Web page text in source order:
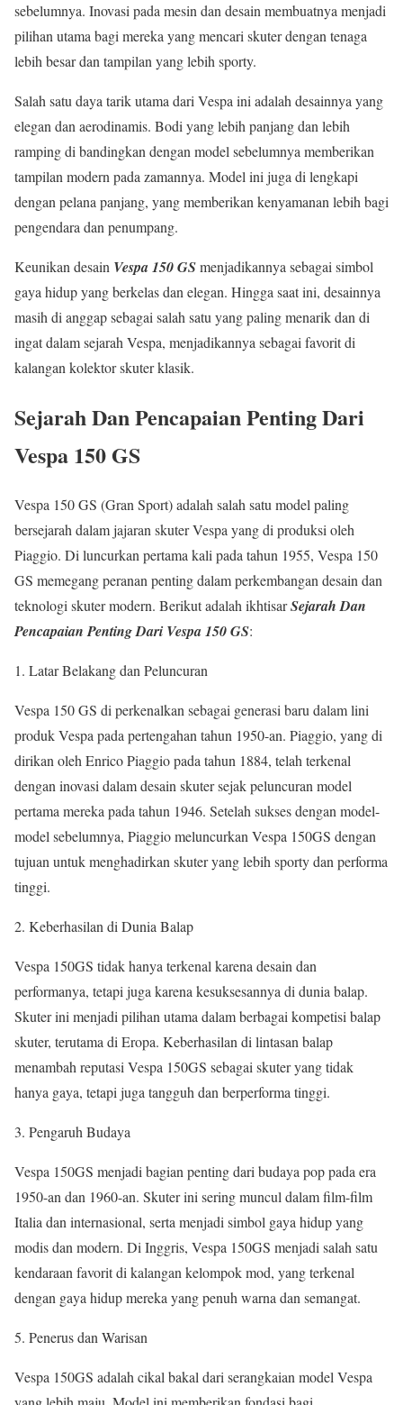
sebelumnya. Inovasi pada mesin dan desain membuatnya menjadi
pilihan utama bagi mereka yang mencari skuter dengan tenaga
lebih besar dan tampilan yang lebih sporty.
Salah satu daya tarik utama dari Vespa ini adalah desainnya yang
elegan dan aerodinamis. Bodi yang lebih panjang dan lebih
ramping di bandingkan dengan model sebelumnya memberikan
tampilan modern pada zamannya. Model ini juga di lengkapi
dengan pelana panjang, yang memberikan kenyamanan lebih bagi
pengendara dan penumpang.
Keunikan desain Vespa 150 GSmenjadikannya sebagai simbol
gaya hidup yang berkelas dan elegan. Hingga saat ini, desainnya
masih di anggap sebagai salah satu yang paling menarik dan di
ingat dalam sejarah Vespa, menjadikannya sebagai favorit di
kalangan kolektor skuter klasik.
Sejarah Dan Pencapaian Penting Dari
Vespa 150 GS
Vespa 150 GS (Gran Sport) adalah salah satu model paling
bersejarah dalam jajaran skuter Vespa yang di produksi oleh
Piaggio. Di luncurkan pertama kali pada tahun 1955, Vespa 150
GS memegang peranan penting dalam perkembangan desain dan
teknologi skuter modern. Berikut adalah ikhtisarSejarah Dan
Pencapaian Penting Dari Vespa 150 GS:
1. Latar Belakang dan Peluncuran
Vespa 150 GS di perkenalkan sebagai generasi baru dalam lini
produk Vespa pada pertengahan tahun 1950-an. Piaggio, yang di
dirikan oleh Enrico Piaggio pada tahun 1884, telah terkenal
dengan inovasi dalam desain skuter sejak peluncuran model
pertama mereka pada tahun 1946. Setelah sukses dengan model-
model sebelumnya, Piaggio meluncurkan Vespa 150GS dengan
tujuan untuk menghadirkan skuter yang lebih sporty dan performa
tinggi.
2. Keberhasilan di Dunia Balap
Vespa 150GS tidak hanya terkenal karena desain dan
performanya, tetapi juga karena kesuksesannya di dunia balap.
Skuter ini menjadi pilihan utama dalam berbagai kompetisi balap
skuter, terutama di Eropa. Keberhasilan di lintasan balap
menambah reputasi Vespa 150GS sebagai skuter yang tidak
hanya gaya, tetapi juga tangguh dan berperforma tinggi.
3. Pengaruh Budaya
Vespa 150GS menjadi bagian penting dari budaya pop pada era
1950-an dan 1960-an. Skuter ini sering muncul dalam film-film
Italia dan internasional, serta menjadi simbol gaya hidup yang
modis dan modern. Di Inggris, Vespa 150GS menjadi salah satu
kendaraan favorit di kalangan kelompok mod, yang terkenal
dengan gaya hidup mereka yang penuh warna dan semangat.
5. Penerus dan Warisan
Vespa 150GS adalah cikal bakal dari serangkaian model Vespa